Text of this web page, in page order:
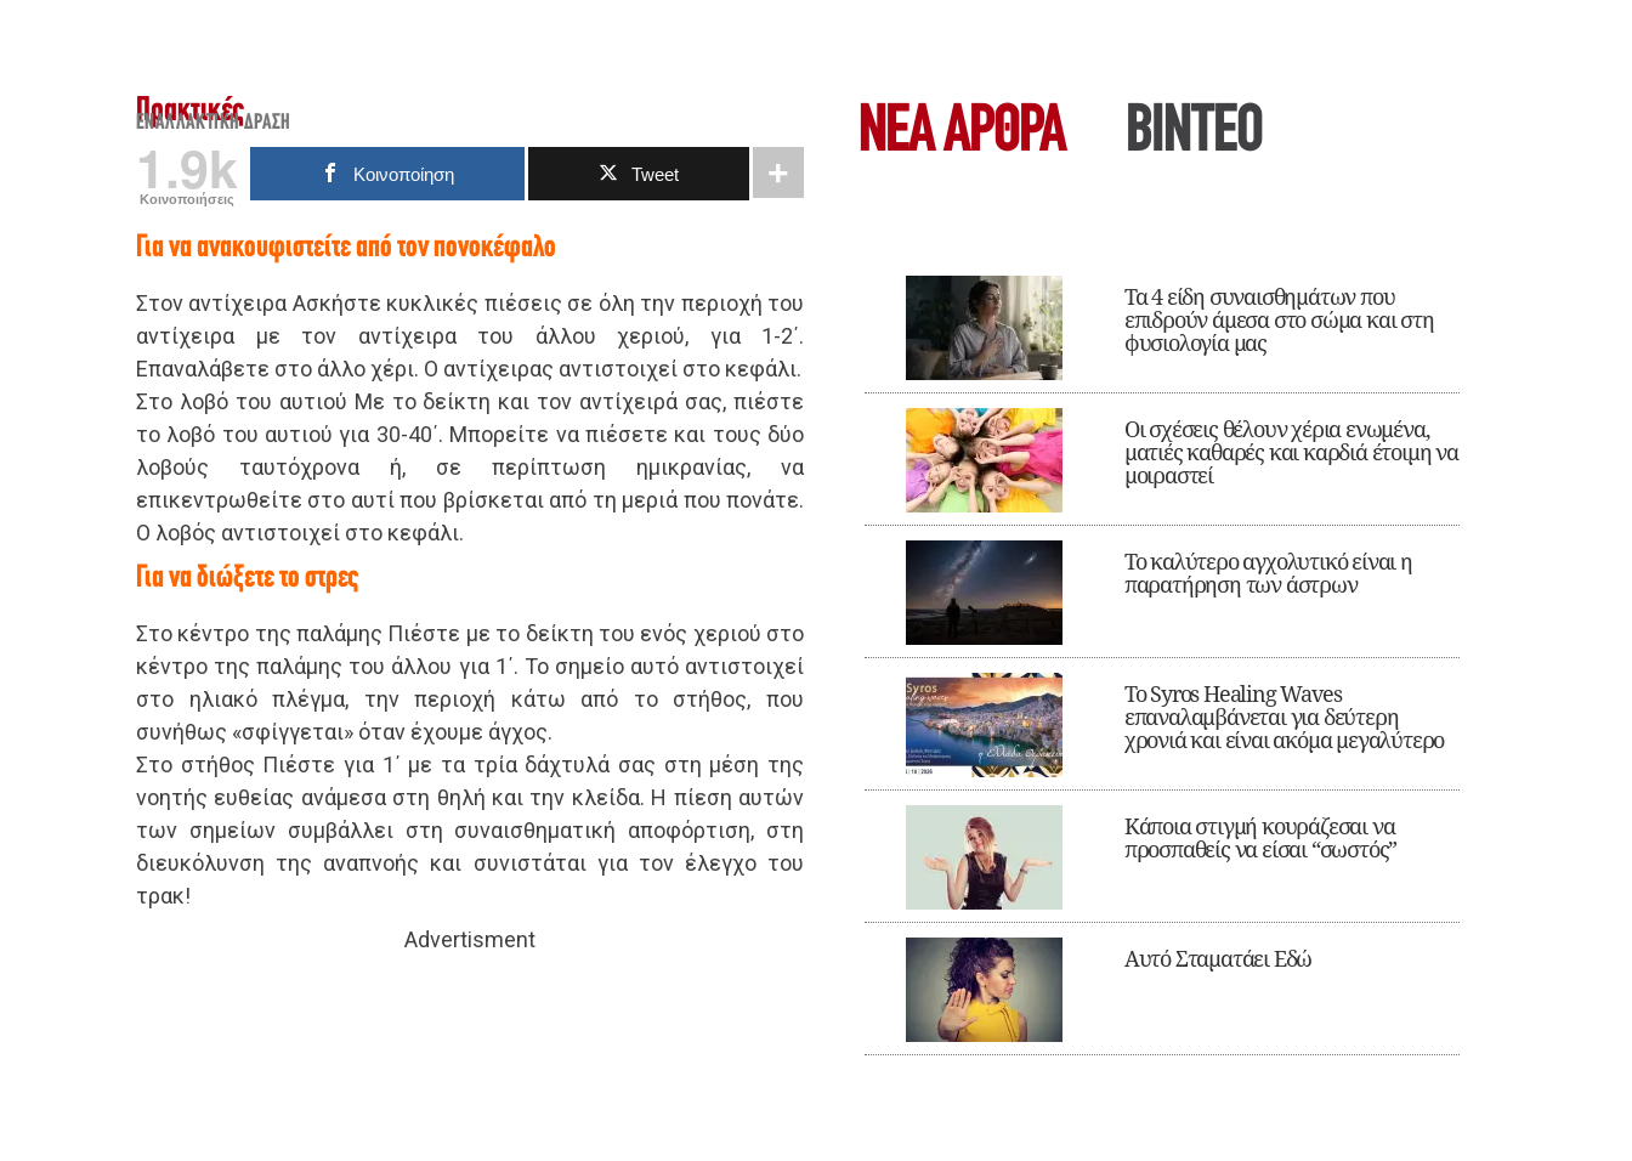
Πρακτικές
ΕΝΑΛΛΑΚΤΙΚΉ ΔΡΆΣΗ
1.9k
Κοινοποιήσεις
Κοινοποίηση Tweet
Για να ανακουφιστείτε από τον πονοκέφαλο
Στον αντίχειρα Ασκήστε κυκλικές πιέσεις σε όλη την περιοχή του
αντίχειρα με τον αντίχειρα του άλλου χεριού, για 1-2΄.
Επαναλάβετε στο άλλο χέρι. Ο αντίχειρας αντιστοιχεί στο κεφάλι.
Στο λοβό του αυτιού Με το δείκτη και τον αντίχειρά σας, πιέστε
το λοβό του αυτιού για 30-40΄. Μπορείτε να πιέσετε και τους δύο
λοβούς ταυτόχρονα ή, σε περίπτωση ημικρανίας, να
επικεντρωθείτε στο αυτί που βρίσκεται από τη μεριά που πονάτε.
Ο λοβός αντιστοιχεί στο κεφάλι.
Για να διώξετε το στρες
Στο κέντρο της παλάμης Πιέστε με το δείκτη του ενός χεριού στο
κέντρο της παλάμης του άλλου για 1΄. Το σημείο αυτό αντιστοιχεί
στο ηλιακό πλέγμα, την περιοχή κάτω από το στήθος, που
συνήθως «σφίγγεται» όταν έχουμε άγχος.
Στο στήθος Πιέστε για 1΄ με τα τρία δάχτυλά σας στη μέση της
νοητής ευθείας ανάμεσα στη θηλή και την κλείδα. Η πίεση αυτών
των σημείων συμβάλλει στη συναισθηματική αποφόρτιση, στη
διευκόλυνση της αναπνοής και συνιστάται για τον έλεγχο του
τρακ!
Advertisment
ΝΕΑ ΆΡΘΡΑ ΒΙΝΤΕΟ
Τα 4 είδη συναισθημάτων που
επιδρούν άμεσα στο σώμα και στη
φυσιολογία μας
Οι σχέσεις θέλουν χέρια ενωμένα,
ματιές καθαρές και καρδιά έτοιμη να
μοιραστεί
Το καλύτερο αγχολυτικό είναι η
παρατήρηση των άστρων
Το Syros Healing Waves
επαναλαμβάνεται για δεύτερη
χρονιά και είναι ακόμα μεγαλύτερο
Κάποια στιγμή κουράζεσαι να
προσπαθείς να είσαι “σωστός”
Αυτό Σταματάει Εδώ